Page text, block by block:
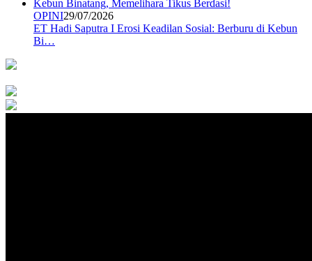
OPINI29/07/2026
ET Hadi Saputra I Erosi Keadilan Sosial: Berburu di Kebun
Bi…